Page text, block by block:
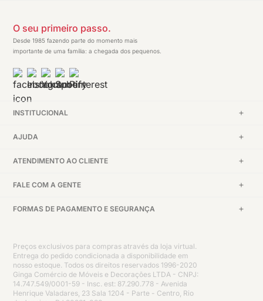
O seu primeiro passo.
Desde 1985 fazendo parte do momento mais
importante de uma família: a chegada dos pequenos.
INSTITUCIONAL
AJUDA
ATENDIMENTO AO CLIENTE
FALE COM A GENTE
FORMAS DE PAGAMENTO E SEGURANÇA
Preços exclusivos para compras através da loja virtual.
Entrega do pedido condicionada a disponibilidade em
nosso estoque. Todos os direitos reservados 1996-2020
Ginga Comércio de Móveis e Decorações LTDA - CNPJ:
14.747.549/0001-59 - Insc. est: 87.290.778 - Avenida
Henrique Valadares, 23 Sala 1204 - Parte - Centro, Rio